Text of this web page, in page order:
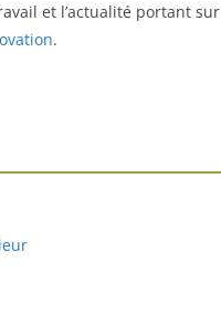
et l’actualité portant sur
.